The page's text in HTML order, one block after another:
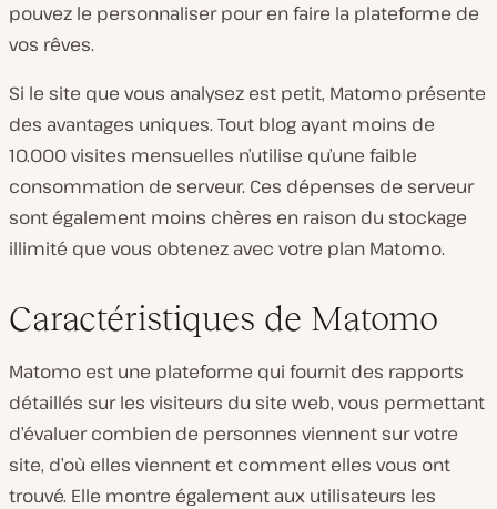
pouvez le personnaliser pour en faire la plateforme de
vos rêves.
Si le site que vous analysez est petit, Matomo présente
des avantages uniques. Tout blog ayant moins de
10.000 visites mensuelles n’utilise qu’une faible
consommation de serveur. Ces dépenses de serveur
sont également moins chères en raison du stockage
illimité que vous obtenez avec votre plan Matomo.
Caractéristiques de Matomo
Matomo est une plateforme qui fournit des rapports
détaillés sur les visiteurs du site web, vous permettant
d’évaluer combien de personnes viennent sur votre
site, d’où elles viennent et comment elles vous ont
trouvé. Elle montre également aux utilisateurs les